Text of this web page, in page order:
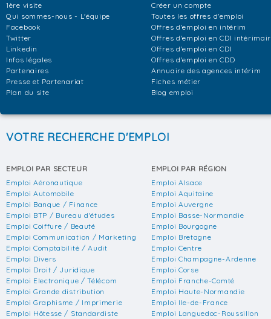
1ère visite
Qui sommes-nous - L'équipe
Facebook
Twitter
Linkedin
Infos légales
Partenaires
Presse et Partenariat
Plan du site
Créer un compte
Toutes les offres d'emploi
Offres d'emploi en intérim
Offres d'emploi en CDI
Offres d'emploi en CDI
Offres d'emploi en CDD
Annuaire des agences intérim
Fiches métier
Blog emploi
VOTRE RECHERCHE D'EMPLOI
EMPLOI PAR SECTEUR
Emploi Aéronautique
Emploi Automobile
Emploi Banque / Finance
Emploi BTP / Bureau d'études
Emploi Coiffure / Beauté
Emploi Communication / Marketing
Emploi Comptabilité / Audit
Emploi Divers
Emploi Droit / Juridique
Emploi Electronique / Télécom
Emploi Grande distribution
Emploi Graphisme / Imprimerie
Emploi Hôtesse / Standardiste
EMPLOI PAR RÉGION
Emploi Alsace
Emploi Aquitaine
Emploi Auvergne
Emploi Basse-Normandie
Emploi Bourgogne
Emploi Bretagne
Emploi Centre
Emploi Champagne-Ardenne
Emploi Corse
Emploi Franche-Comté
Emploi Haute-Normandie
Emploi Ile-de-France
Emploi Languedoc-Roussillon